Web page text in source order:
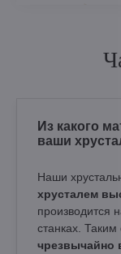
Из какого
ваши
Наши
хрусталем
производится
станках. Таким
чрезвычайно